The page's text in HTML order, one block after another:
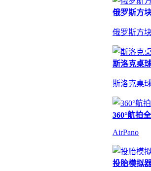
俄罗斯方
俄罗斯方
斯洛克桌
斯洛克桌
360°航拍
AirPano
投胎模拟